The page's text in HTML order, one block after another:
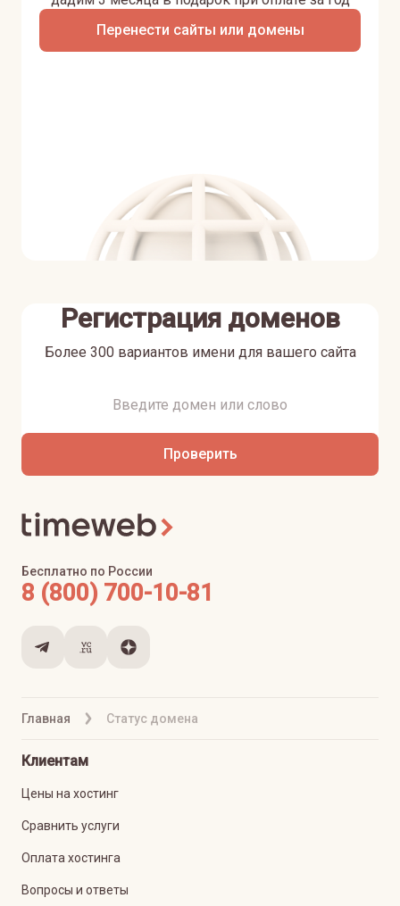
Перенести сайты или домены
Регистрация доменов
Более 300 вариантов имени для вашего сайта
Проверить
Главная Статус домена
Бесплатно по России
8 (800) 700-10-81
Клиентам
Цены на хостинг
Сравнить услуги
Оплата хостинга
Вопросы и ответы